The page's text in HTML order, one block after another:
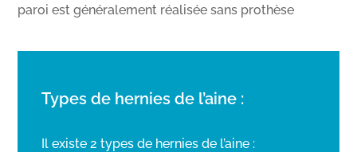
paroi est généralement réalisée sans prothèse
Types de hernies de l’aine :
Il existe 2 types de hernies de l’aine :